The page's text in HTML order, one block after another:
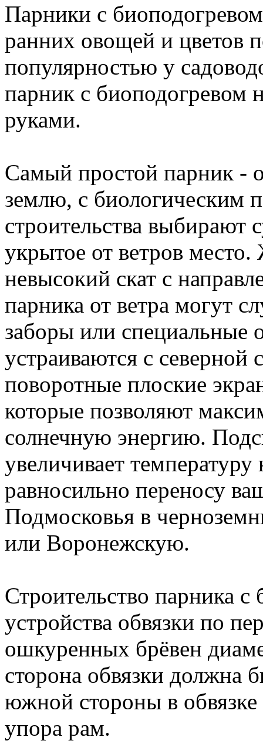
Парники с
ранних овощей и цветов
популярностью у
парник с биоподогревом
руками.
Самый простой парник -
землю, с биологическим
строительства
укрытое от ветров
невысокий скат с
парника от ветра могут
заборы или
устраиваются с
поворотные плоские
которые позволяют
солнечную энергию.
увеличивает
равносильно переносу
Подмосковья в
или Воронежскую.
Строительство парника
устройства обвязки по
ошкуренных брёвен
сторона обвязки
южной стороны в обвязке
упора рам.